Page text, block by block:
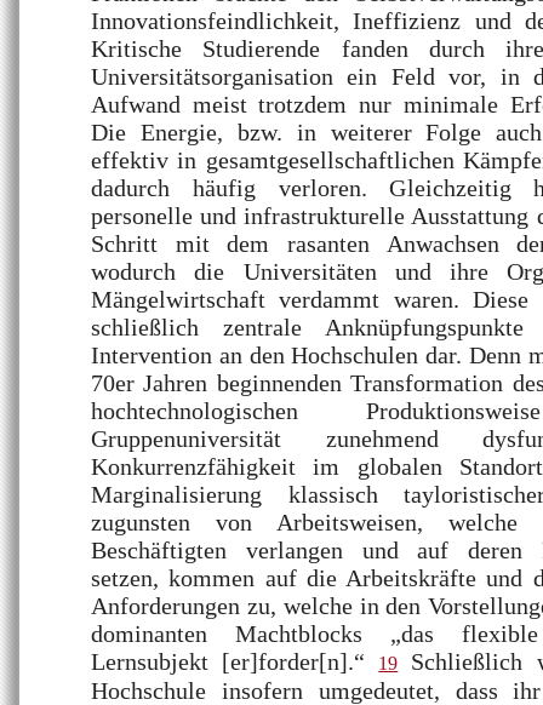
Innovationsfeindlichkeit, Ineffizienz und
Kritische Studierende fanden durch
Universitätsorganisation ein Feld vor, in
Aufwand meist trotzdem nur minimale
Die Energie, bzw. in weiterer Folge
effektiv in gesamtgesellschaftlichen
dadurch häufig verloren. Gleichzeitig
personelle und infrastrukturelle Ausstattung
Schritt mit dem rasanten Anwachsen
wodurch die Universitäten und ihre
Mängelwirtschaft verdammt waren. Diese
schließlich zentrale
Intervention an den Hochschulen dar. Denn
70er Jahren beginnenden Transformation
hochtechnologischen
Gruppenuniversität zunehmend
Konkurrenzfähigkeit im globalen
Marginalisierung klassisch
zugunsten von Arbeitsweisen,
Beschäftigten verlangen und auf deren
setzen, kommen auf die Arbeitskräfte und
Anforderungen zu, welche in den
dominanten Machtblocks „das
Lernsubjekt [er]forder[n].“ 19 Schließlich
Hochschule insofern umgedeutet, dass